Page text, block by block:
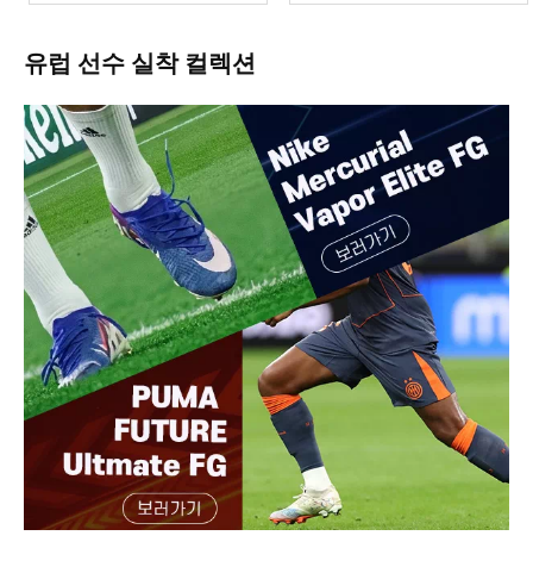
유럽 선수 실착 컬렉션